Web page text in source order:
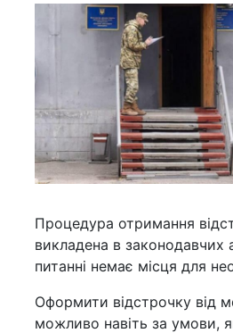
Процедура отримання
викладена в законодавчих
питанні немає місця для
Оформити відстрочку від
можливо навіть за умови,